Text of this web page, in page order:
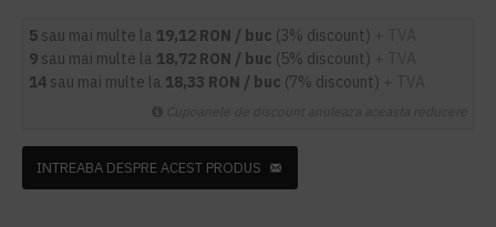
5 sau mai multe la 19,12 RON / buc (3% discount)
9 sau mai multe la 18,72 RON / buc (5% discount)
14 sau mai multe la 18,33 RON / buc (7% discount)
INTREABA DESPRE ACEST PRODUS